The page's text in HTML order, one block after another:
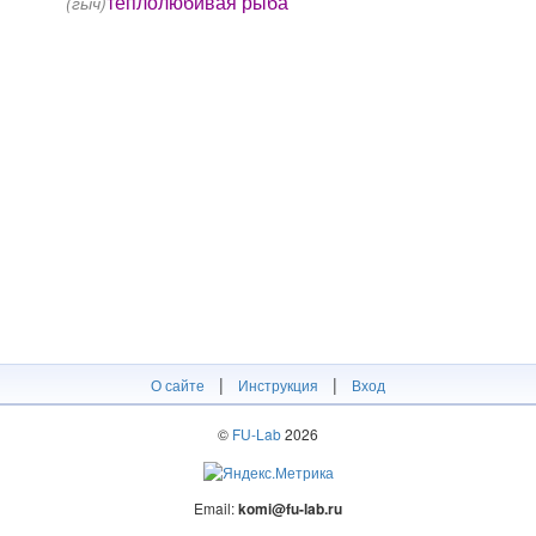
О сайте | Инструкция | Вход
© FU-Lab2026
Email:komi@fu-lab.ru